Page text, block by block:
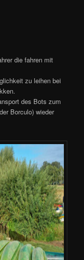
die fahren mit
zu leihen bei
des Bots zum
Borculo) wieder